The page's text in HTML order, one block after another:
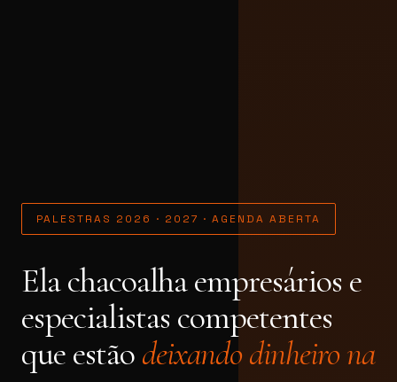
PALESTRAS 2026 · 2027 · AGENDA ABERTA
Ela chacoalha empresários e
especialistas competentes
que estãodeixando dinheiro na